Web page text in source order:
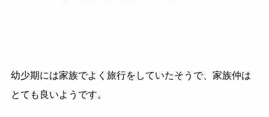
幼少期には家族でよく旅行をしていたそうで、家族仲は
とても良いようです。